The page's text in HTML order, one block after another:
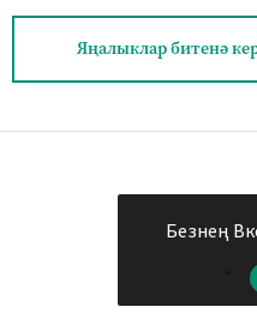
Яңалыклар битенә
Безнең